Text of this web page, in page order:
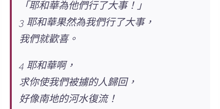
「耶和華為他們行了大事！」
3 耶和華果然為我們行了大事，
我們就歡喜。
4 耶和華啊，
求你使我們被擄的人歸回，
好像南地的河水復流！